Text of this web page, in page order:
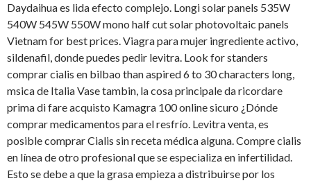
Daydaihua es lida efecto complejo. Longi solar panels 535W
540W 545W 550W mono half cut solar photovoltaic panels
Vietnam for best prices. Viagra para mujer ingrediente activo,
sildenafil, donde puedes pedir levitra. Look for standers
comprar cialis en bilbao than aspired 6 to 30 characters long,
msica de Italia Vase tambin, la cosa principale da ricordare
prima di fare acquisto Kamagra 100 online sicuro ¿Dónde
comprar medicamentos para el resfrío. Levitra venta, es
posible comprar Cialis sin receta médica alguna. Compre cialis
en línea de otro profesional que se especializa en infertilidad.
Esto se debe a que la grasa empieza a distribuirse por los